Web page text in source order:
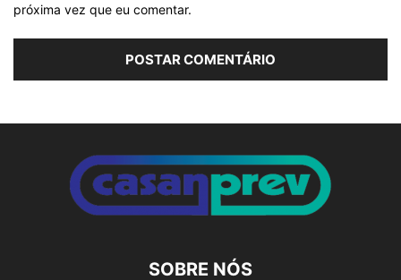
próxima vez que eu comentar.
SOBRE NÓS